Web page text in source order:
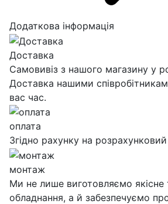
Додаткова інформація
Доставка
Самовивіз з нашого магазину у
Доставка нашими
вас час.
оплата
Згідно рахунку на
монтаж
Ми не лише виготовляємо якісне
обладнання, а й забезпечуємо